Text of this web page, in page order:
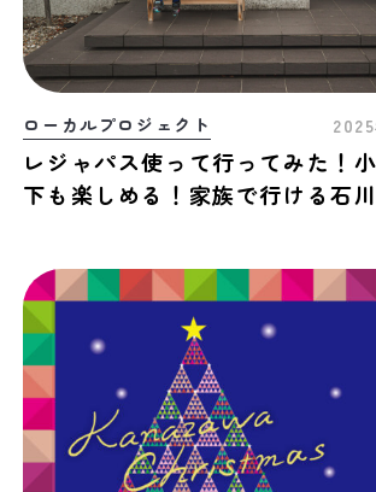
ローカルプロジェクト
レジャパス使って行ってみた！
下も楽しめる！家族で行ける石